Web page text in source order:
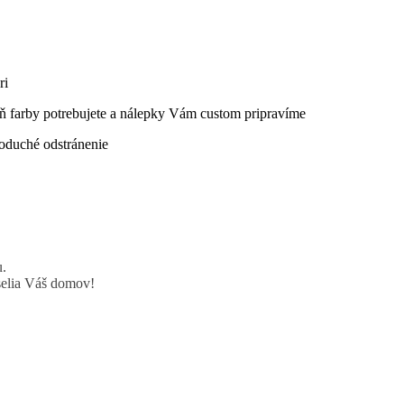
farby potrebujete a nálepky Vám custom pripravíme
odstránenie
Váš domov!